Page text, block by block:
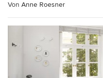
Von Anne Roesner